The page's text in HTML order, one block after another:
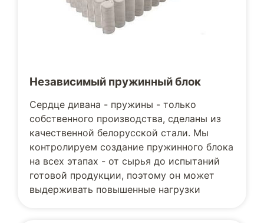
Независимый пружинный блок
Сердце дивана - пружины - только
собственного производства, сделаны из
качественной белорусской стали. Мы
контролируем создание пружинного блока
на всех этапах - от сырья до испытаний
готовой продукции, поэтому он может
выдерживать повышенные нагрузки